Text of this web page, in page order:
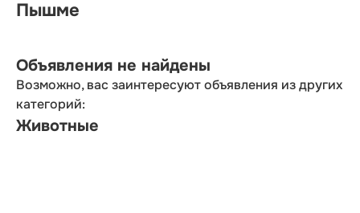
Пышме
Объявления не найдены
Возможно, вас заинтересуют объявления из других
категорий:
Животные